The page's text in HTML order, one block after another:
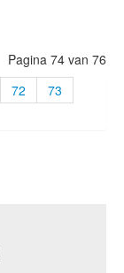
Pagina 74 van 76
72
73